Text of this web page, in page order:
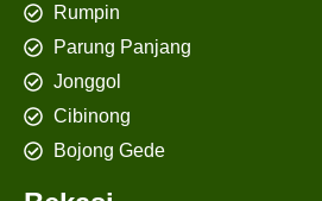
Rumpin
Parung Panjang
Jonggol
Cibinong
Bojong Gede